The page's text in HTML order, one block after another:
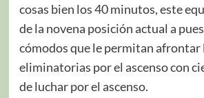
cosas bien los 40 minutos, este
de la novena posición actual a
cómodos que le permitan afrontar
eliminatorias por el ascenso con
de luchar por el ascenso.